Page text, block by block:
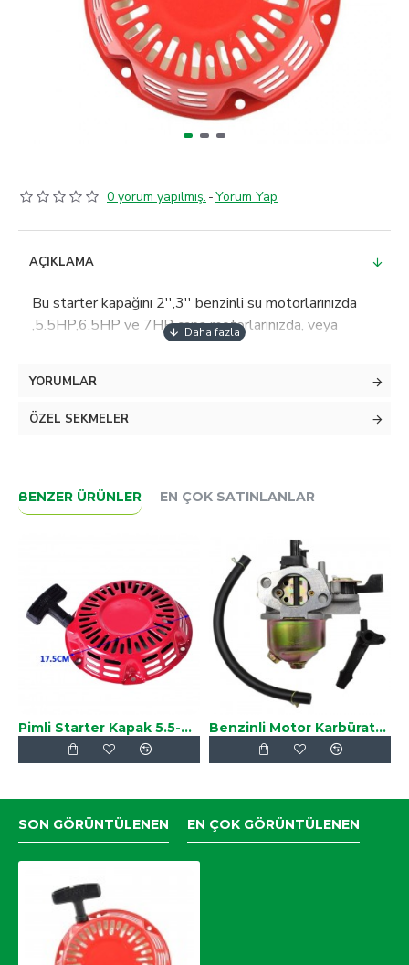
0 yorum yapılmış. -Yorum Yap
AÇIKLAMA
Bu starter kapağını 2'',3'' benzinli su motorlarınızda
,5.5HP,6.5HP ve 7HP çapa motorlarınızda, veya
6.5hp motor bulunan ilaçlama motorlarınızda
veya Metal tırnaklı starter kapağı olarakta bilinir.
YORUMLAR
ÖZEL SEKMELER
BENZER ÜRÜNLER EN ÇOK SATINLANLAR
Pimli Starter Kapak 5.5-6.5HP Benzinli Motor Karbüratörü 5.5HP-6.5HP
SON GÖRÜNTÜLENEN EN ÇOK GÖRÜNTÜLENEN